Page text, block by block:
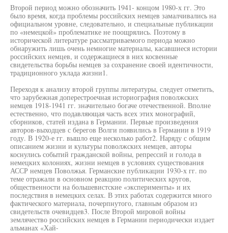
Второй период можно обозначить 1941- концом 1980-х гг. Это
было время, когда проблемы российских немцев замалчивались на
официальном уровне, следовательно, и специальные публикации
по «немецкой» проблематике не поощрялись. Поэтому в
исторической литературе рассматриваемого периода можно
обнаружить лишь очень немногие материалы, касавшиеся истории
российских немцев, и содержащиеся в них косвенные
свидетельства борьбы немцев за сохранение своей идентичности,
традиционного уклада жизни1.
Переходя к анализу второй группы литературы, следует отметить,
что зарубежная доперестроечная историография поволжских
немцев 1918-1941 гг. значительно богаче отечественной. Вполне
естественно, что подавляющая часть всех этих монографий,
сборников, статей издана в Германии. Первые произведения
авторов-выходцев с берегов Волги появились в Германии в 1919
году. В 1920-е гг. вышло еще несколько работ2. Наряду с общим
описанием жизни и культуры поволжских немцев, авторы
коснулись событий гражданской войны, репрессий и голода в
немецких колониях, жизни немцев в условиях существования
АССР немцев Поволжья. Германские публикации 1930-х гг. по
теме отражали в основном реакцию политических кругов,
общественности на большевистские «эксперименты» и их
последствия в немецких селах. В этих работах содержится много
фактического материала, почерпнутого, главным образом из
свидетельств очевидцев3. После Второй мировой войны
землячество российских немцев в Германии периодически издает
альманах «Хай-